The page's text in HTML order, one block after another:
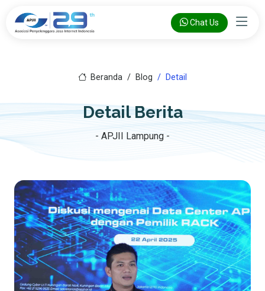
Chat Us
Beranda Blog Detail
Detail Berita
- APJII Lampung -